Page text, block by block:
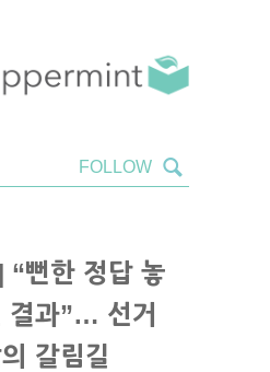
“뻔한 정답 놓
결과”… 선거
갈림길